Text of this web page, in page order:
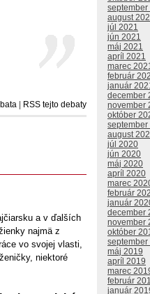
| RSS tejto debaty
a v ďalších
najmä z
vo svojej vlasti,
niektoré
september
august
júl 2021
jún 2021
máj 2021
apríl 2021
marec
február
január
december
november
október
september
august
júl 2020
jún 2020
máj 2020
apríl 2020
marec
február
január
december
november
október
september
máj 2019
apríl 2019
marec
február
január